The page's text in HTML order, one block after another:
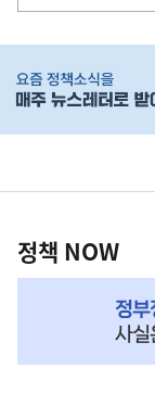
단
배
영
책
NOW,
정책 NOW